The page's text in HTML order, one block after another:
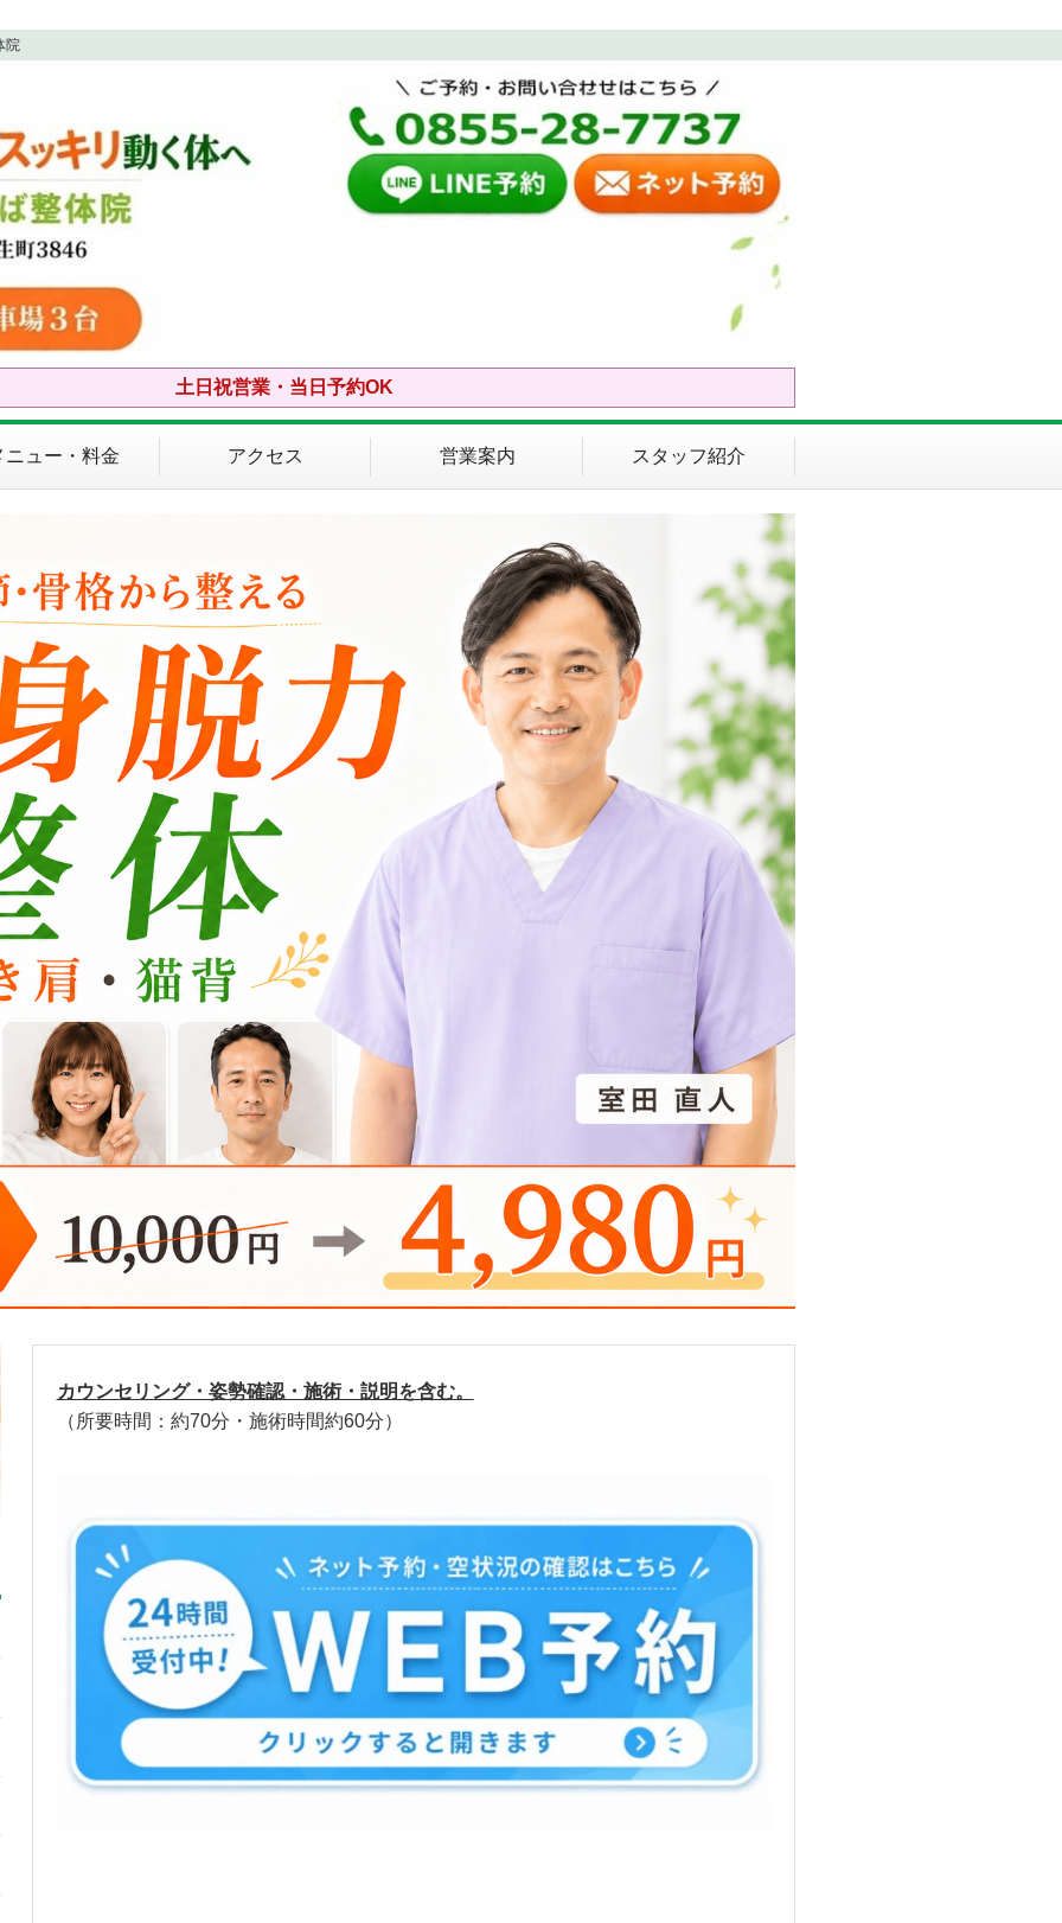
院
土日祝営業・当日予約OK
ニュー・料金 アクセス 営業案内 スタッフ紹介
カウンセリング・姿勢確認・施術・説明を含む。
（所要時間：約70分・施術時間約60分）